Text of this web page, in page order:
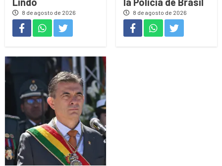
8 de agosto de 2026 8 de agosto de 2026